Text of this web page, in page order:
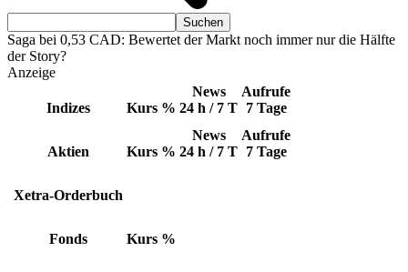
Saga bei 0,53 CAD: Bewertet der Markt noch immer nur die Hälfte
der Story?
Anzeige
Indizes Kurs %
News
24 h / 7 T
Aufrufe
7 Tage
Aktien Kurs %
News
24 h / 7 T
Aufrufe
7 Tage
Xetra-Orderbuch
Fonds Kurs %